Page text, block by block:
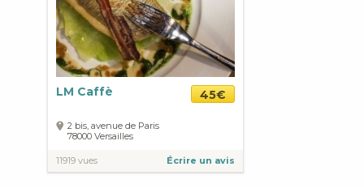
LM Caffè 45€
2 bis, avenue de Paris
78000 Versailles
11919 vues Écrire un avis